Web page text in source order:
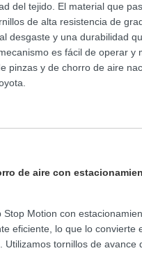
del tejido. El material que
de alta resistencia de
desgaste y una durabilidad
es fácil de operar y
pinzas y de chorro de aire
de aire con
Motion con
eficiente, lo que lo convierte
tornillos de avance